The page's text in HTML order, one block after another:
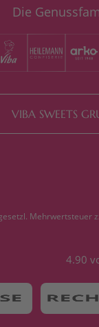
Die
VIBA SWEETS
Mehrwertsteuer
4.90